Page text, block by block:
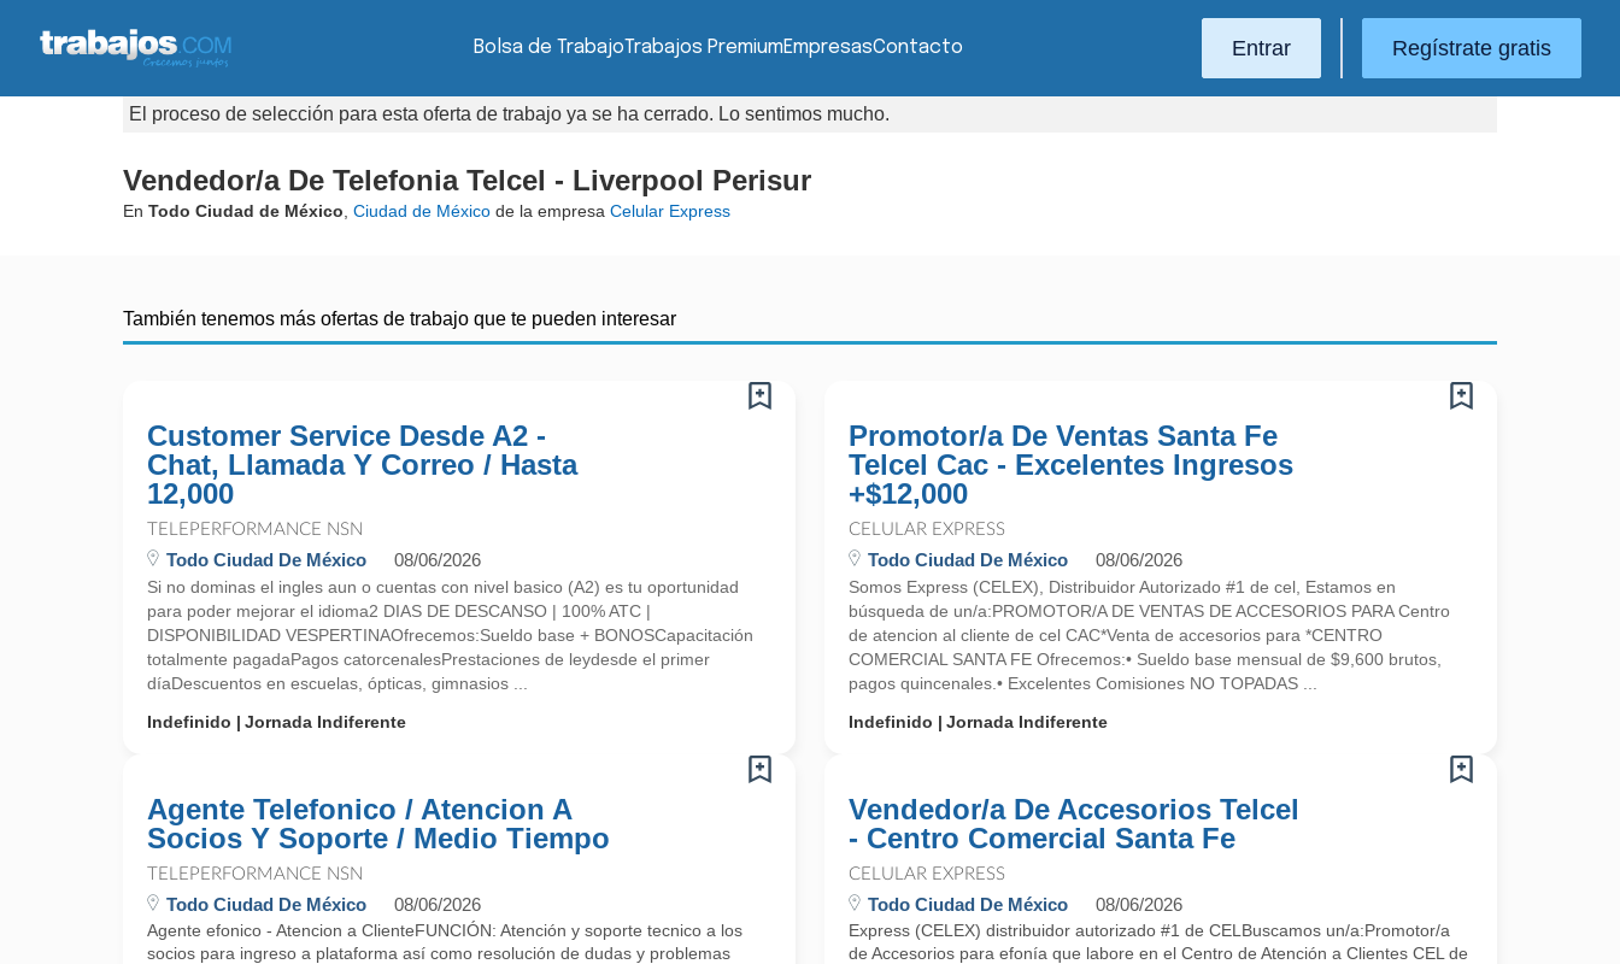
Bolsa de TrabajoTrabajos PremiumEmpresasContacto Entrar Regístrate gratis
El proceso de selección para esta oferta de trabajo ya se ha cerrado. Lo sentimos mucho.
Vendedor/a De Telefonia Telcel - Liverpool Perisur
En Todo Ciudad de México Ciudad de México de la empresa Celular Express
También tenemos más ofertas de trabajo que te pueden interesar
Customer Service Desde A2 -
Chat, Llamada Y Correo / Hasta
12,000
TELEPERFORMANCE NSN
Todo Ciudad De México 08/06/2026
Si no dominas el ingles aun o cuentas con nivel basico (A2) es tu oportunidad
para poder mejorar el idioma2 DIAS DE DESCANSO | 100% ATC |
DISPONIBILIDAD VESPERTINAOfrecemos:Sueldo base + BONOSCapacitación
totalmente pagadaPagos catorcenalesPrestaciones de leydesde el primer
díaDescuentos en escuelas, ópticas, gimnasios ...
Indefinido
Jornada Indiferente
Promotor/a De Ventas Santa Fe
Telcel Cac - Excelentes Ingresos
+$12,000
CELULAR EXPRESS
Todo Ciudad De México 08/06/2026
Somos Express (CELEX), Distribuidor Autorizado #1 de cel, Estamos en
búsqueda de un/a:PROMOTOR/A DE VENTAS DE ACCESORIOS PARA Centro
de atencion al cliente de cel CAC*Venta de accesorios para *CENTRO
COMERCIAL SANTA FE Ofrecemos:• Sueldo base mensual de $9,600 brutos,
pagos quincenales.• Excelentes Comisiones NO TOPADAS ...
Indefinido
Jornada Indiferente
Agente Telefonico / Atencion A
Socios Y Soporte / Medio Tiempo
TELEPERFORMANCE NSN
Todo Ciudad De México 08/06/2026
Agente efonico - Atencion a ClienteFUNCIÓN: Atención y soporte tecnico a los
socios para ingreso a plataforma así como resolución de dudas y problemas
Vendedor/a De Accesorios Telcel
- Centro Comercial Santa Fe
CELULAR EXPRESS
Todo Ciudad De México 08/06/2026
Express (CELEX) distribuidor autorizado #1 de CELBuscamos un/a:Promotor/a
de Accesorios para efonía que labore en el Centro de Atención a Clientes CEL de